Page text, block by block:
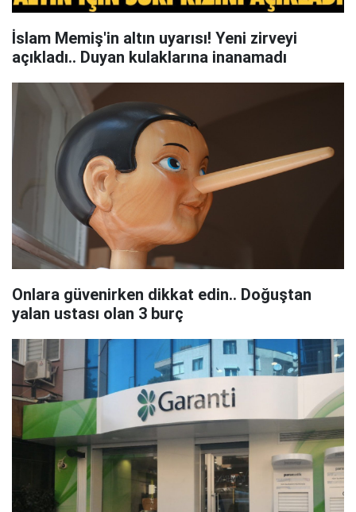
İslam Memiş'in altın uyarısı! Yeni zirveyi
açıkladı.. Duyan kulaklarına inanamadı
Onlara güvenirken dikkat edin.. Doğuştan
yalan ustası olan 3 burç